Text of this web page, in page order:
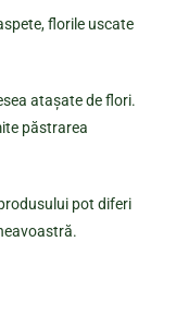
florile uscate
atașate de flori.
păstrarea
pot diferi